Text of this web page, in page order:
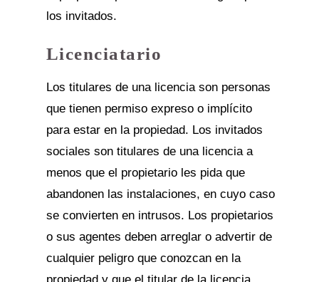
los invitados.
Licenciatario
Los titulares de una licencia son personas
que tienen permiso expreso o implícito
para estar en la propiedad. Los invitados
sociales son titulares de una licencia a
menos que el propietario les pida que
abandonen las instalaciones, en cuyo caso
se convierten en intrusos. Los propietarios
o sus agentes deben arreglar o advertir de
cualquier peligro que conozcan en la